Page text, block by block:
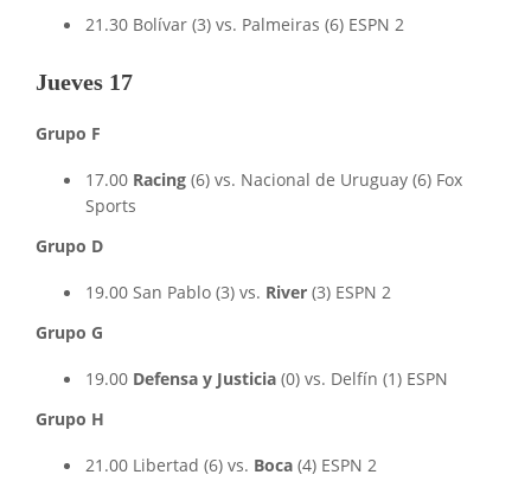
21.30 Bolívar (3) vs. Palmeiras (6) ESPN 2
Jueves 17
Grupo F
17.00 Racing (6) vs. Nacional de Uruguay (6) Fox
Sports
Grupo D
19.00 San Pablo (3) vs. River (3) ESPN 2
Grupo G
19.00 Defensa y Justicia (0) vs. Delfín (1) ESPN
Grupo H
21.00 Libertad (6) vs. Boca (4) ESPN 2